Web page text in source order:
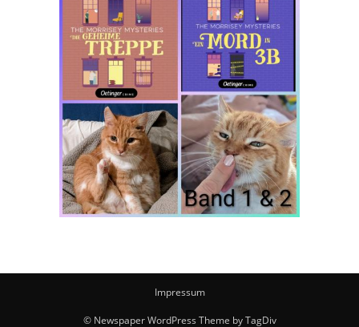
Impressum
© Newspaper WordPress Theme by TagDiv